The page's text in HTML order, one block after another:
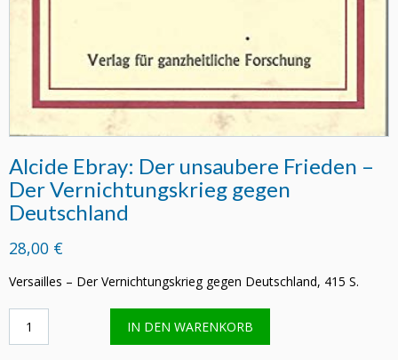
Alcide Ebray: Der unsaubere Frieden –
Der Vernichtungskrieg gegen
Deutschland
28,00 €
Versailles – Der Vernichtungskrieg gegen Deutschland, 415 S.
Ebray:
IN DEN WARENKORB